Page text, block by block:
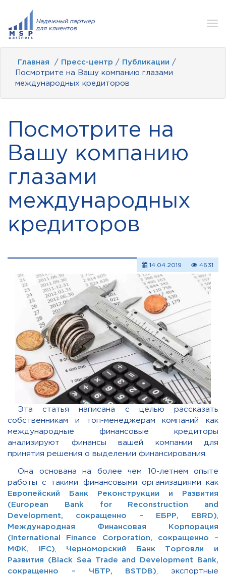
Главная / Пресс-центр / Публикации /
Посмотрите на Вашу компанию глазами
международных кредиторов
Посмотрите на
Вашу компанию
глазами
международных
кредиторов
14.04.2019 4631
Эта статья написана с целью рассказать
собственникам и топ-менеджерам компаний как
международные финансовые кредиторы
анализируют финансы вашей компании для
принятия решения о выделении финансирования.
Она основана на более чем 10-летнем опыте
работы с такими финансовыми организациями как
Европейский Банк Реконструкции и Развития
(European Bank for Reconstruction and
Development, сокращенно – ЕБРР, EBRD)
Международная Финансовая Корпорация
(International Finance Corporation, сокращенно –
МФК, IFC)
Черноморский Банк Торговли и
Развития (Black Sea Trade and Development Bank,
сокращенно – ЧБТР, BSTDB) , экспортные